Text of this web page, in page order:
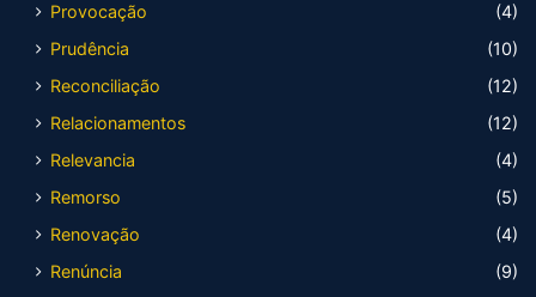
Provocação
(4)
Prudência
(10)
Reconciliação
(12)
Relacionamentos
(12)
Relevancia
(4)
Remorso
(5)
Renovação
(4)
Renúncia
(9)